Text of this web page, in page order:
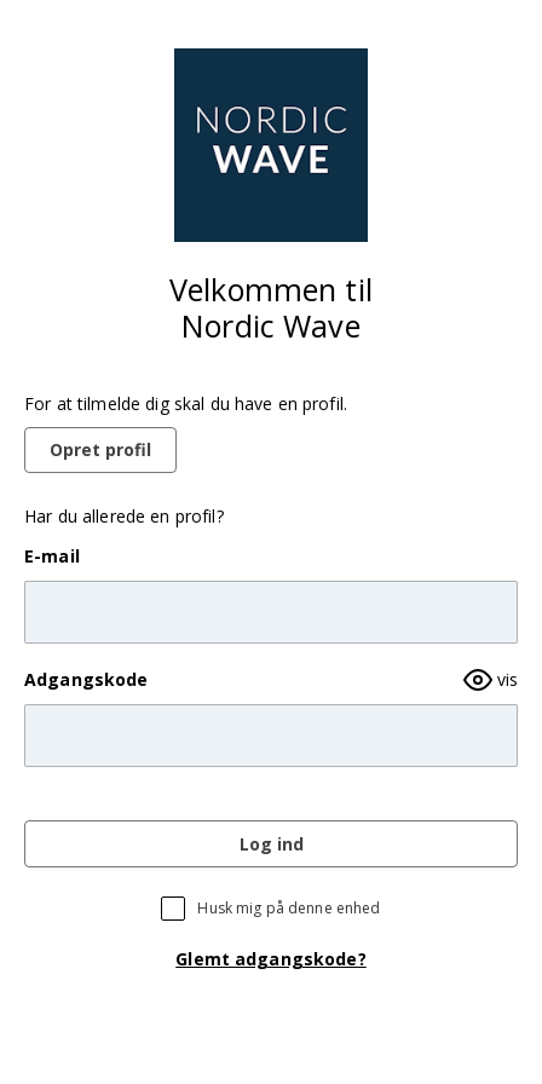
Velkommen til
Nordic Wave
For at tilmelde dig skal du have en profil.
Opret profil
Har du allerede en profil?
E-mail
Adgangskode vis
Log ind
Husk mig på denne enhed
Glemt adgangskode?